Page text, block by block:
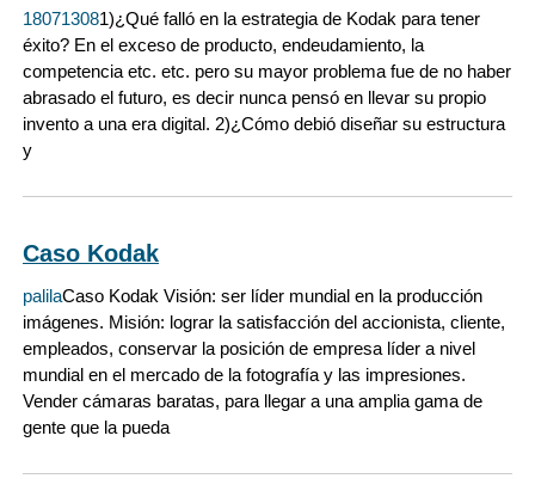
180713081)¿Qué falló en la estrategia de Kodak para tener
éxito? En el exceso de producto, endeudamiento, la
competencia etc. etc. pero su mayor problema fue de no haber
abrasado el futuro, es decir nunca pensó en llevar su propio
invento a una era digital. 2)¿Cómo debió diseñar su estructura
y
Caso Kodak
palilaCaso Kodak Visión: ser líder mundial en la producción
imágenes. Misión: lograr la satisfacción del accionista, cliente,
empleados, conservar la posición de empresa líder a nivel
mundial en el mercado de la fotografía y las impresiones.
Vender cámaras baratas, para llegar a una amplia gama de
gente que la pueda